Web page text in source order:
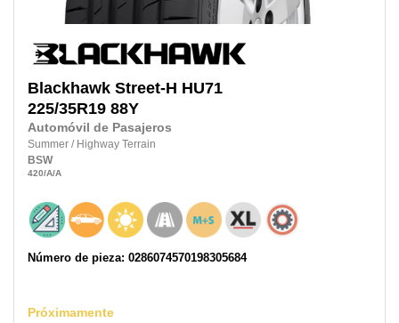
Blackhawk Street-H HU71
225/35R19 88Y
Automóvil de Pasajeros
Summer / Highway Terrain
BSW
420/A/A
Número de pieza: 0286074570198305684
Próximamente